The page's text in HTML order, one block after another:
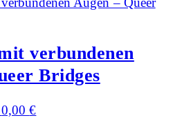
verbundenen
Bridges
0,00€